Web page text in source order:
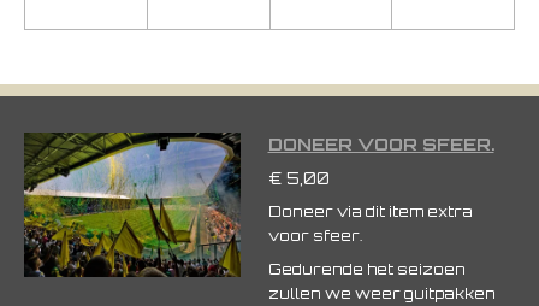
DONEER VOOR SFEER.
€ 5,00
Doneer via dit item extra
voor sfeer.
Gedurende het seizoen
zullen we weer guitpakken